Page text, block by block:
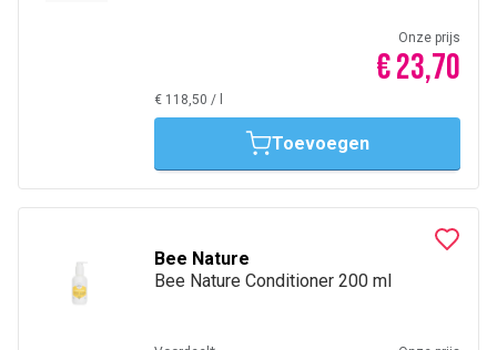
Onze prijs
€ 23,70
€ 118,50 /
Toevoegen
Bee Nature
Bee Nature Conditioner 200 ml